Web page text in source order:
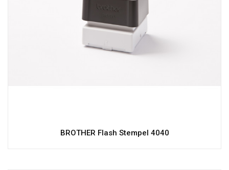
BROTHER Flash Stempel 4040